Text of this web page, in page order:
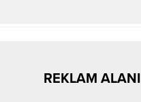
REKLAM ALANI